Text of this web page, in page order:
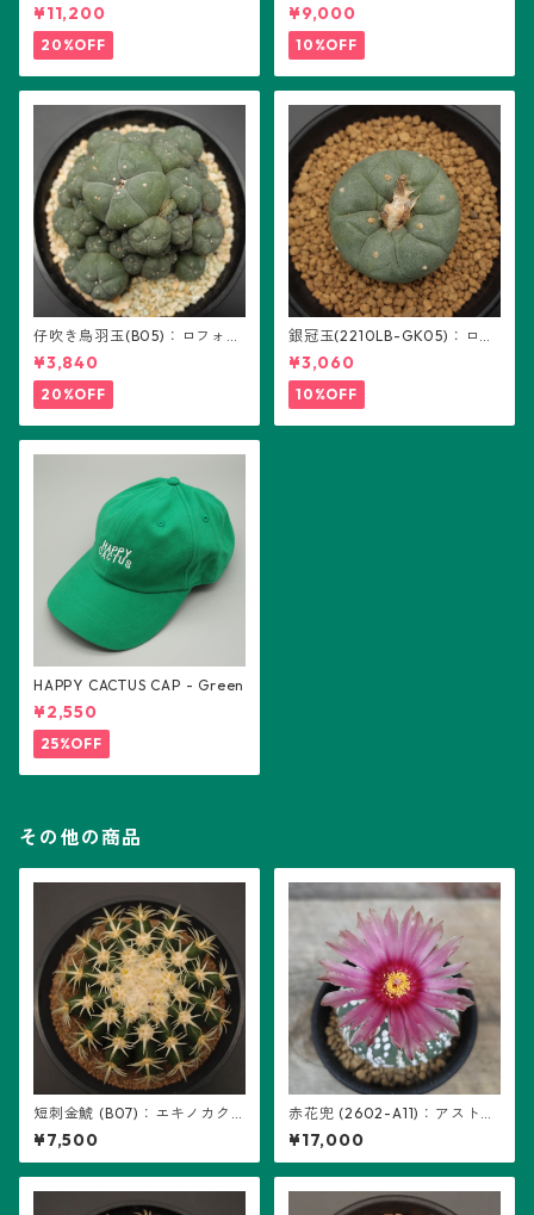
り：ギムノカリキウム属 ※実
生
¥11,200
20%OFF
(B01)
¥9,000
10%OFF
仔吹き烏羽玉(B05)：ロフォフ
ォラ属
¥3,840
20%OFF
銀冠玉(2210LB-GK05)：ロフ
ォフォラ属 ※実生
¥3,060
10%OFF
HAPPY CACTUS CAP - Green
¥2,550
25%OFF
その他の商品
短刺金鯱 (B07)：エキノカク
タス属 ※実生
¥7,500
赤花兜 (2602-A11)：アストロ
フィツム属 ※実生、五稜+複稜
あり
¥17,000